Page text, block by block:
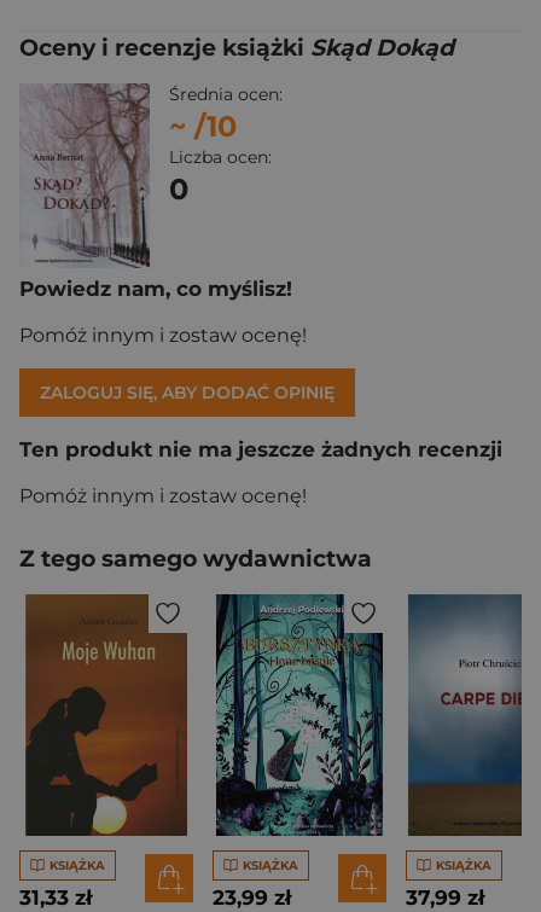
Oceny i recenzje książki Skąd Dokąd
Średnia ocen:
~ /10
Liczba ocen:
0
Powiedz nam, co myślisz!
Pomóż innym i zostaw ocenę!
ZALOGUJ SIĘ, ABY DODAĆ OPINIĘ
Ten produkt nie ma jeszcze żadnych recenzji
Pomóż innym i zostaw ocenę!
Z tego samego wydawnictwa
KSIĄŻKA
31,33 zł
KSIĄŻKA
23,99 zł
KSIĄŻKA
37,99 zł